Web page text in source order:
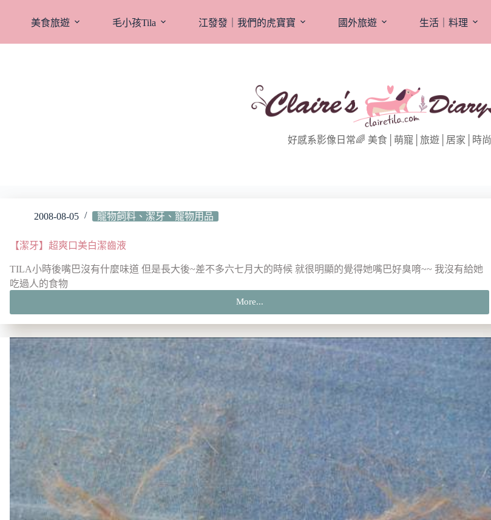
美食旅遊 毛小孩Tila 江發發｜我們的虎寶寶 國外旅遊 生活｜料理
好感系影像日常🌈 美食│萌寵│旅遊│居家│時尚
2008-08-05 寵物飼料、潔牙、寵物用品
【潔牙】超爽口美白潔齒液
TILA小時後嘴巴沒有什麼味道 但是長大後~差不多六七月大的時候 就很明顯的覺得她嘴巴好臭唷~~ 我沒有給她
吃過人的食物
More...
爽
美
潔
齒
液